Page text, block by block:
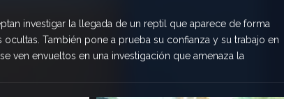
investigar la llegada de un reptil que aparece de forma
También pone a prueba su confianza y su trabajo en
ven envueltos en una investigación que amenaza la